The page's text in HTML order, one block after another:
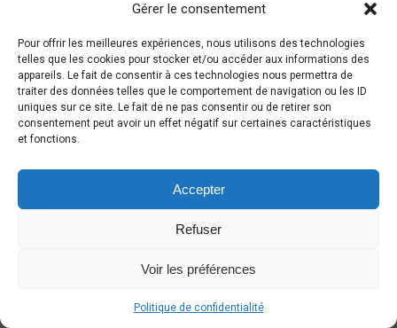
Gérer le consentement
Pour offrir les meilleures expériences, nous utilisons des technologies
telles que les cookies pour stocker et/ou accéder aux informations des
appareils. Le fait de consentir à ces technologies nous permettra de
traiter des données telles que le comportement de navigation ou les ID
uniques sur ce site. Le fait de ne pas consentir ou de retirer son
consentement peut avoir un effet négatif sur certaines caractéristiques
et fonctions.
Accepter
Refuser
Voir les préférences
Politique de confidentialité